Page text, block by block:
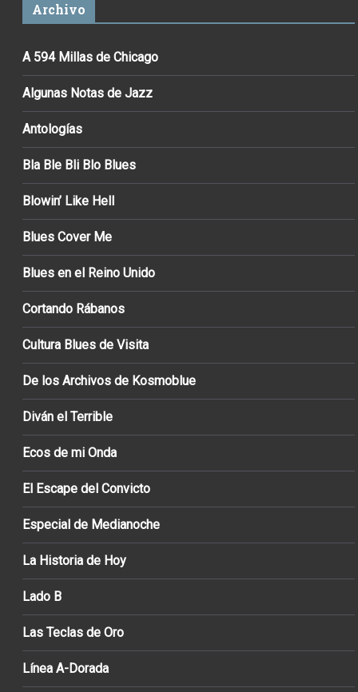
Archivo
A 594 Millas de Chicago
Algunas Notas de Jazz
Antologías
Bla Ble Bli Blo Blues
Blowin’ Like Hell
Blues Cover Me
Blues en el Reino Unido
Cortando Rábanos
Cultura Blues de Visita
De los Archivos de Kosmoblue
Diván el Terrible
Ecos de mi Onda
El Escape del Convicto
Especial de Medianoche
La Historia de Hoy
Lado B
Las Teclas de Oro
Línea A-Dorada